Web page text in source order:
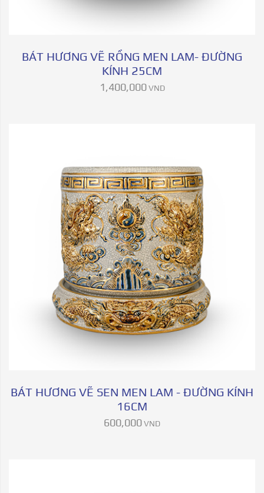
BÁT HƯƠNG VẼ RỒNG MEN LAM- ĐƯỜNG
KÍNH 25CM
1,400,000 VND
BÁT HƯƠNG VẼ SEN MEN LAM - ĐƯỜNG KÍNH
16CM
600,000VND